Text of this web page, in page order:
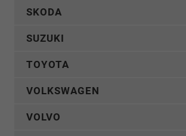
SKODA
SUZUKI
TOYOTA
VOLKSWAGEN
VOLVO